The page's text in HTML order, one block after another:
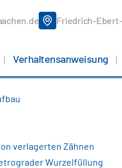
Friedrich-Ebert-
Verhaltensanweisung
verlagerten Zähnen
Wurzelfüllung